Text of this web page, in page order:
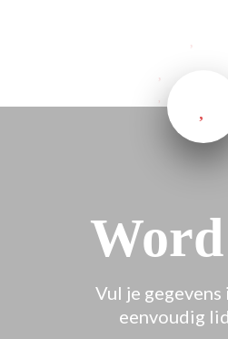
Vul je gegevens
eenvoudig